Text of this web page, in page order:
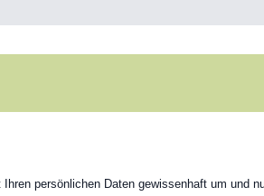
persönlichen Daten gewissenhaft um und